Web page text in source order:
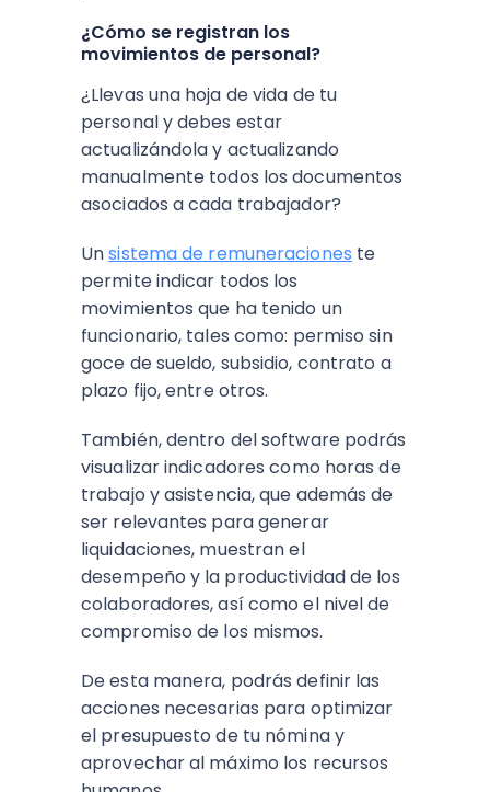
¿Cómo se registran los
movimientos de personal?
¿Llevas una hoja de vida de tu
personal y debes estar
actualizándola y actualizando
manualmente todos los documentos
asociados a cada trabajador?
Unsistema de remuneraciones te
permite indicar todos los
movimientos que ha tenido un
funcionario, tales como: permiso sin
goce de sueldo, subsidio, contrato a
plazo fijo, entre otros.
También, dentro del software podrás
visualizar indicadores como horas de
trabajo y asistencia, que además de
ser relevantes para generar
liquidaciones, muestran el
desempeño y la productividad de los
colaboradores, así como el nivel de
compromiso de los mismos.
De esta manera, podrás definir las
acciones necesarias para optimizar
el presupuesto de tu nómina y
aprovechar al máximo los recursos